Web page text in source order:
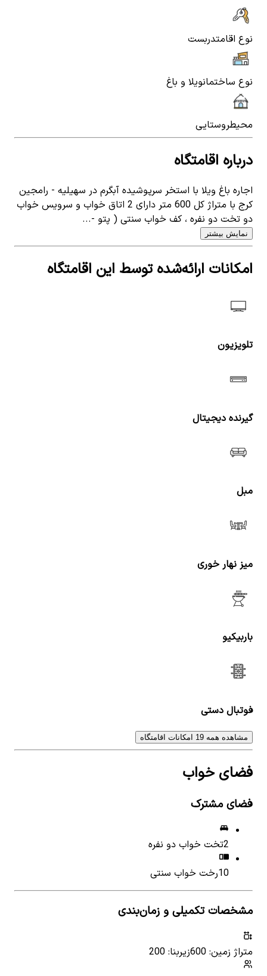
نوع اقامتدربست
نوع ساختمانویلا و باغ
محیطروستایی
درباره اقامتگاه
اجاره باغ ویلا با استخر سرپوشیده آبگرم در سهیلیه - رامجین
کرج با متراژ کل 600 متر دارای 2 اتاق خواب و سرویس خواب
دو تخت دو نفره ، کف خواب سنتی ( پتو -...
نمایش بیشتر
امکانات ارائه‌شده توسط این اقامتگاه
تلویزیون
گیرنده دیجیتال
مبل
میز نهار خوری
باربیکیو
فوتبال دستی
مشاهده همه 19 امکانات اقامتگاه
فضای خواب
فضای مشترک
2تخت خواب دو نفره
10رخت خواب سنتی
مشخصات تکمیلی و زمان‌بندی
متراژ زمین: 600
زیربنا: 200